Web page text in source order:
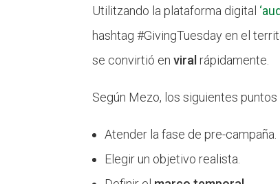
Utilitzando la plataforma digital
hashtag #GivingTuesday en el
se convirtió enviral rápidamente.
Según Mezo, los siguientes
Atender la fase de pre-campaña.
Elegir un objetivo realista.